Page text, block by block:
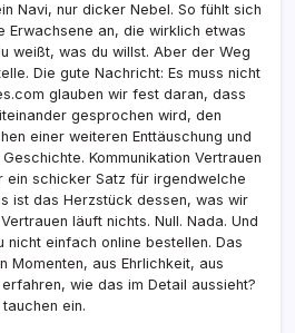
Navi, nur dicker Nebel. So fühlt sich
Erwachsene an, die wirklich etwas
weißt, was du willst. Aber der Weg
Die gute Nachricht: Es muss nicht
glauben wir fest daran, dass
gesprochen wird, den
einer weiteren Enttäuschung und
Kommunikation Vertrauen
ein schicker Satz für irgendwelche
ist das Herzstück dessen, was wir
läuft nichts. Null. Nada. Und
nicht einfach online bestellen. Das
Momenten, aus Ehrlichkeit, aus
wie das im Detail aussieht?
ein.